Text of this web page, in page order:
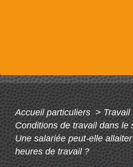
Accueil particuliers>
Conditions de travail dans le
Une salariée peut-elle
heures de travail ?